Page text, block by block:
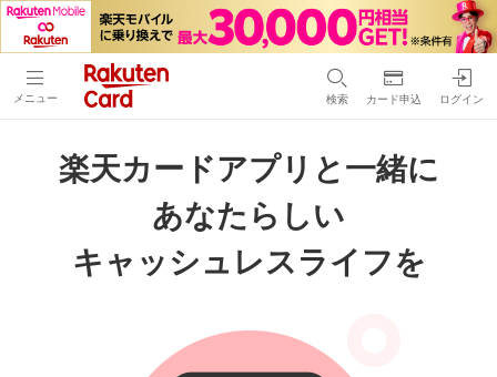
メニュー 検索 カード申込 ログイン
楽天カードアプリと一緒に
あなたらしい
キャッシュレスライフを